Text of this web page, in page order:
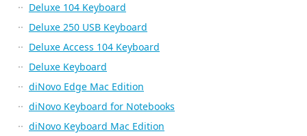
Deluxe 104 Keyboard
Deluxe 250 USB Keyboard
Deluxe Access 104 Keyboard
Deluxe Keyboard
diNovo Edge Mac Edition
diNovo Keyboard for Notebooks
diNovo Keyboard Mac Edition